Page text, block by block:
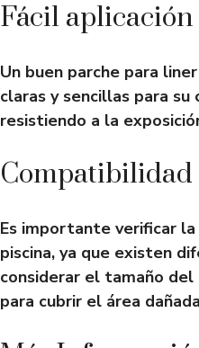
Fácil
Un buen parche para
claras y sencillas para
resistiendo a la
Compatibilidad
Es importante verificar
piscina, ya que existen
considerar el tamaño
para cubrir el área